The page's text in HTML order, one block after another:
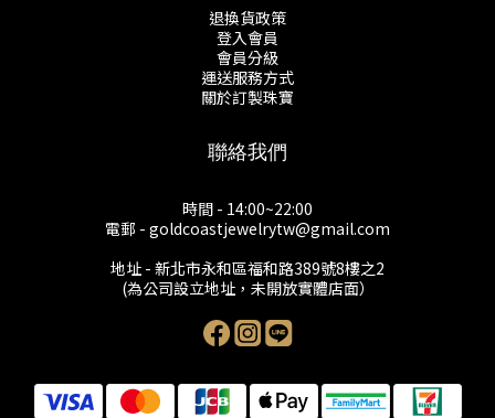
退換貨政策
登入會員
會員分級
運送服務方式
關於訂製珠寶
聯絡我們
時間 - 14:00~22:00
電郵 - goldcoastjewelrytw@gmail.com
地址 - 新北市永和區福和路389號8樓之2
(為公司設立地址，未開放實體店面）